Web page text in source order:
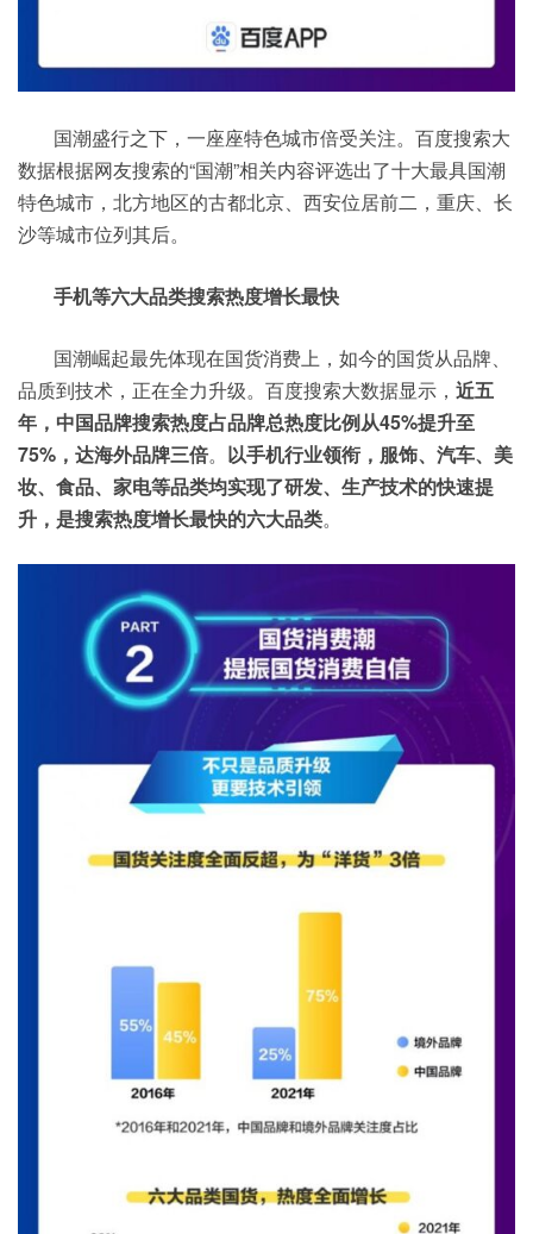
国潮盛行之下，一座座特色城市倍受关注。百度搜索大
数据根据网友搜索的“国潮”相关内容评选出了十大最具国潮
特色城市，北方地区的古都北京、西安位居前二，重庆、长
沙等城市位列其后。
手机等六大品类搜索热度增长最快
国潮崛起最先体现在国货消费上，如今的国货从品牌、
品质到技术，正在全力升级。百度搜索大数据显示， 近五
年，中国品牌搜索热度占品牌总热度比例从45%提升至
75%，达海外品牌三倍。 以手机行业领衔，服饰、汽车、美
妆、食品、家电等品类均实现了研发、生产技术的快速提
升，是搜索热度增长最快的六大品类。